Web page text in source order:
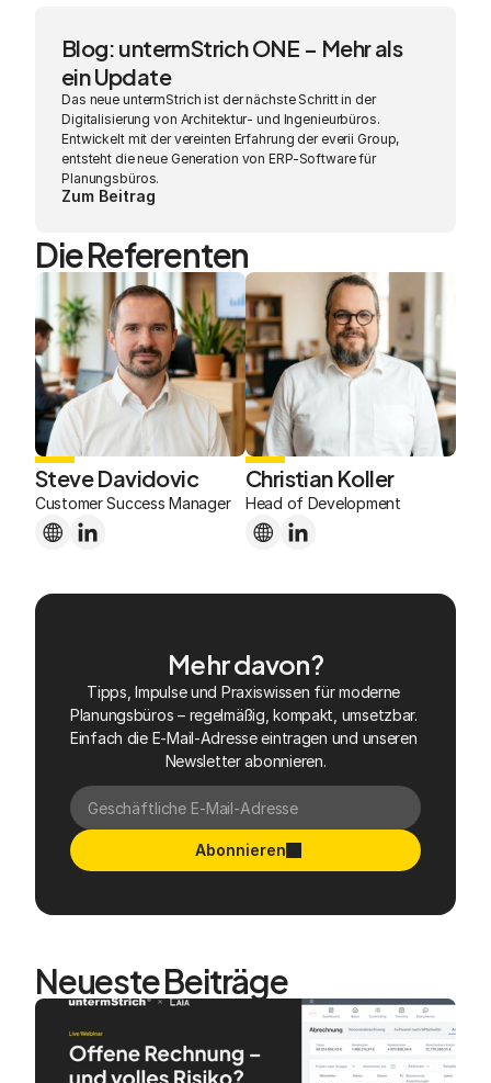
Blog: untermStrich ONE – Mehr als
ein Update
Das neue untermStrich ist der nächste Schritt in der
Digitalisierung von Architektur- und Ingenieurbüros.
Entwickelt mit der vereinten Erfahrung der everii Group,
entsteht die neue Generation von ERP-Software für
Planungsbüros.
Zum Beitrag
Die Referenten
Steve Davidovic
Customer Success Manager
Christian Koller
Head of Development
Mehr davon?
Tipps, Impulse und Praxiswissen für moderne
Planungsbüros – regelmäßig, kompakt, umsetzbar.
Einfach die E-Mail-Adresse eintragen und unseren
Newsletter abonnieren.
Abonnieren
Neueste Beiträge